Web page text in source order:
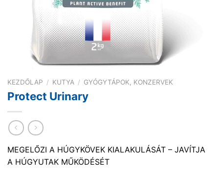
KEZDŐLAP / KUTYA / GYÓGYTÁPOK, KONZERVEK
Protect Urinary
MEGELŐZI A HÚGYKÖVEK KIALAKULÁSÁT – JAVÍTJA
A HÚGYUTAK MŰKÖDÉSÉT